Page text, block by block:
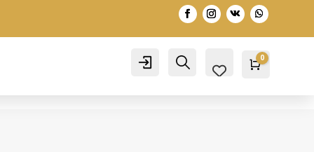
Account Search 0